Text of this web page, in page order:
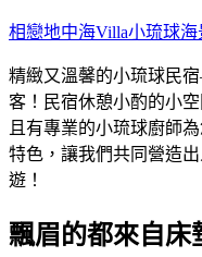
跳
主
要
內
容
相戀地中海Villa小琉球海
精緻又溫馨的小琉球民
客！民宿休憩小酌的小
且有專業的小琉球廚師
特色，讓我們共同營造
遊！
飄眉的都來自床